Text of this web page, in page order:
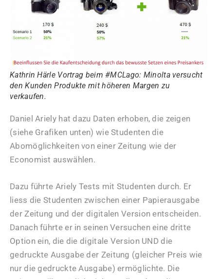
Kathrin Härle Vortrag beim #MCLago: Minolta versucht
den Kunden Produkte mit höheren Margen zu
verkaufen.
Daniel Ariely hat dazu Daten erhoben, die zeigen
(siehe Grafiken unten) wie Studenten die
Abomöglichkeiten von einer Zeitung wie der
Economist auswählen.
Dazu führte Ariely Tests mit Studenten durch. Er
liess die Studenten zwischen einer Papierausgabe
der Zeitung und der digitalen Version entscheiden.
Danach führte er in seinen Versuchen eine dritte
Option ein, die die digitale Version UND die
gedruckte Ausgabe der Zeitung (gleicher Preis wie
nur die gedruckte Ausgabe) ermöglichte. Die